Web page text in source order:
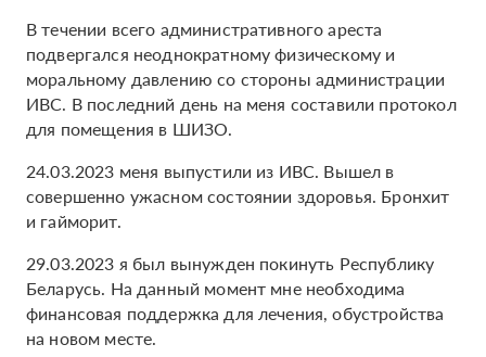
В течении всего административного ареста
подвергался неоднократному физическому и
моральному давлению со стороны администрации
ИВС. В последний день на меня составили протокол
для помещения в ШИЗО.
24.03.2023 меня выпустили из ИВС. Вышел в
совершенно ужасном состоянии здоровья. Бронхит
и гайморит.
29.03.2023 я был вынужден покинуть Республику
Беларусь. На данный момент мне необходима
финансовая поддержка для лечения, обустройства
на новом месте.